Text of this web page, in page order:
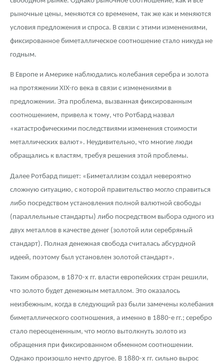
рыночные цены, меняются со временем, так же как и меняются
условия предложения и спроса. В связи с этими изменениями,
фиксированное биметаллическое соотношение стало никуда не
годным.
В Европе и Америке наблюдались колебания серебра и золота
на протяжении XIX-го века в связи с изменениями в
предложении. Эта проблема, вызванная фиксированным
соотношением, привела к тому, что Ротбард назвал
«катастрофическими последствиями изменения стоимости
металлических валют». Неудивительно, что многие люди
обращались к властям, требуя решения этой проблемы.
Далее Ротбард пишет: «Биметаллизм создал невероятно
сложную ситуацию, с которой правительство могло справиться
либо посредством установления полной валютной свободы
(параллельные стандарты) либо посредством выбора одного из
двух металлов в качестве денег (золотой или серебряный
стандарт). Полная денежная свобода считалась абсурдной
идеей, поэтому был установлен золотой стандарт».
Таким образом, в 1870-х гг. власти европейских стран решили,
что золото будет денежным металлом. Это оказалось
неизбежным, когда в следующий раз были замечены колебания
биметаллического соотношения, а именно в 1880-е гг.; серебро
стало переоцененным, что могло вытолкнуть золото из
обращения при фиксированном обменном соотношении.
Однако произошло нечто другое. В 1880-х гг. сильно вырос